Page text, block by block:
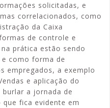
solicitadas, e
correlacionados, como
da Caixa
de controle e
prática estão sendo
como forma de
empregados, a exemplo
e aplicação do
a jornada de
fica evidente em